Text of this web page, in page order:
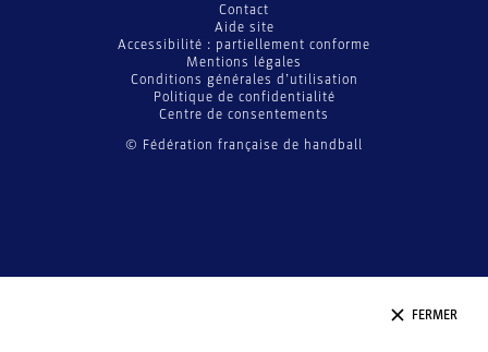
FERMER
© Fédération française de handball
Contact
Aide site
Accessibilité : partiellement conforme
Mentions légales
Conditions générales d’utilisation
Politique de confidentialité
Centre de consentements